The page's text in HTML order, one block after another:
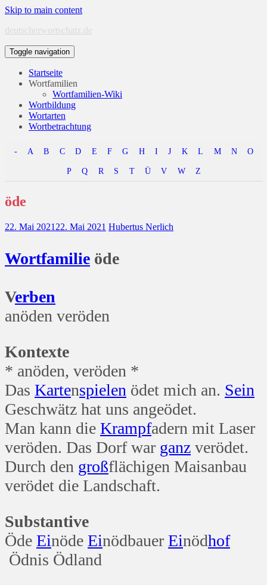
Skip to main content
deutscherwortschatz.de
Toggle navigation
Startseite
Wortfamilien
Wortfamilien-Wiki
Wortbildung
Wortarten
Wortbetrachtung
- A B C D E F G H I J K L M N O
P Q R S T Ü V W Z
öde
22. Mai 2021 22. Mai 2021 Hubertus Nerlich
Wortfamilie öde
Verben
anöden veröden
Kontexte
* anöden, veröden *
Das Kartenspielen ödet mich an. Sein
Geschwätz hat uns angeödet.
Man kann die Krampfadern mit Laser
veröden. Das Dorf war ganz verödet.
Durch den großflächigen Maisanbau
verödet die Landschaft.
Substantive
Öde Einöde Einödbauer Einödhof
Ödnis Ödland